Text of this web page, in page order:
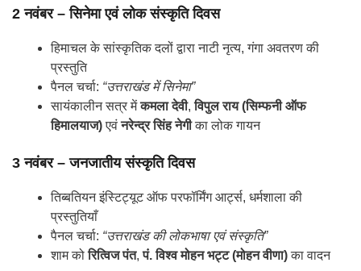
2 नवंबर – सिनेमा एवं लोक संस्कृति दिवस
हिमाचल के सांस्कृतिक दलों द्वारा नाटी नृत्य, गंगा अवतरण की
प्रस्तुति
पैनल चर्चा: “उत्तराखंड में सिनेमा”
सायंकालीन सत्र मेंकमला देवी,विपुल राय (सिम्फनी ऑफ
हिमालयाज)एवंनरेन्द्र सिंह नेगीका लोक गायन
3 नवंबर – जनजातीय संस्कृति दिवस
तिब्बतियन इंस्टिट्यूट ऑफ परफॉर्मिंग आर्ट्स, धर्मशाला की
प्रस्तुतियाँ
पैनल चर्चा: “उत्तराखंड की लोकभाषा एवं संस्कृति”
शाम कोरित्विज पंत,पं. विश्व मोहन भट्ट (मोहन वीणा)का वादन